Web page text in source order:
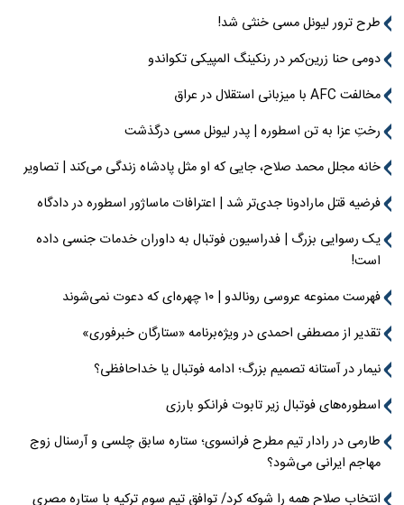
طرح ترور لیونل مسی خنثی شد!
دومی حنا زرین‌کمر در رنکینگ المپیکی تکواندو
مخالفت AFC با میزبانی استقلال در عراق
رختِ عزا به تن اسطوره | پدر لیونل مسی درگذشت
خانه مجلل محمد صلاح، جایی که او مثل پادشاه زندگی می‌کند | تصاویر
فرضیه قتل مارادونا جدی‌تر شد | اعترافات ماساژور اسطوره در دادگاه
یک رسوایی بزرگ | فدراسیون فوتبال به داوران خدمات جنسی داده
است!
فهرست ممنوعه عروسی رونالدو | ۱۰ چهره‌ای که دعوت نمی‌شوند
تقدیر از مصطفی احمدی در ویژه‌برنامه «ستارگان خبرفوری»
نیمار در آستانه تصمیم بزرگ؛ ادامه فوتبال یا خداحافظی؟
اسطوره‌های فوتبال زیر تابوت فرانکو بارزی
طارمی در رادار تیم مطرح فرانسوی؛ ستاره سابق چلسی و آرسنال زوج
مهاجم ایرانی می‌شود؟
انتخاب صلاح همه را شوکه کرد/ توافق تیم سوم ترکیه با ستاره مصری